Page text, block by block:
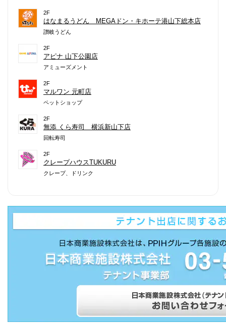
2F
はなまるうどん MEGAドン・キホーテ港山下総本店
讃岐うどん
2F
アピナ 山下公園店
アミューズメント
2F
マルワン 元町店
ペットショップ
2F
無添 くら寿司 横浜新山下店
回転寿司
2F
クレープハウスTUKURU
クレープ、ドリンク